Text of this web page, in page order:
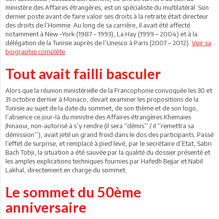
ministère des Affaires étrangères, est un spécialiste du multilatéral. Son
dernier poste avant de faire valoir ses droits à la retraite était directeur
des droits de l’Homme. Au long de sa carrière, il avait été affecté
notamment à New –York (1987 – 1993), La Hay (1999 – 2004) et à la
délégation de la Tunisie auprès de l’Unesco à Paris (2007 – 2012). Voir sa
biographie complète
Tout avait failli basculer
Alors que la réunion ministérielle de la Francophonie convoquée les 30 et
31 octobre dernier à Monaco, devait examiner les propositions de la
Tunisie au sujet de la date du sommet, de son thème et de son logo,
l’absence ce jour-là du ministre des Affaires étrangères Khemaies
Jhinaoui, non-autorisé à s’y rendre (il sera ‘’démis’’ / il ‘’remettra sa
démission’’), avait jeté un grand froid dans le dos des participants. Passé
l’effet de surprise, et remplacé à pied levé, par le secrétaire d’Etat, Sabri
Bach Tobji, la situation a été sauvée par la qualité du dossier présenté et
les amples explications techniques fournies par Hafedh Bejjar et Nabil
Lakhal, directement en charge du sommet.
Le sommet du 50ème
anniversaire